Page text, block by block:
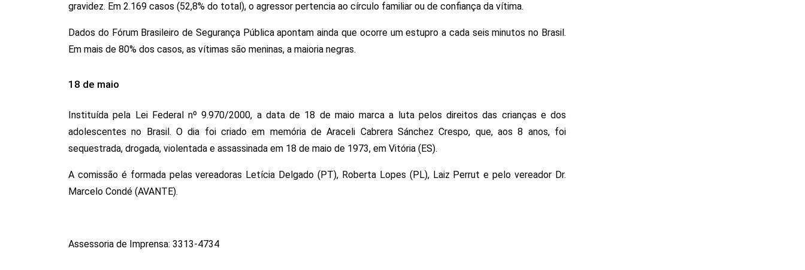
gravidez. Em 2.169 casos (52,8% do total), o agressor pertencia ao círculo familiar ou de confiança da vítima.
Dados do Fórum Brasileiro de Segurança Pública apontam ainda que ocorre um estupro a cada seis minutos no Brasil.
Em mais de 80% dos casos, as vítimas são meninas, a maioria negras.
18 de maio
Instituída pela Lei Federal nº 9.970/2000, a data de 18 de maio marca a luta pelos direitos das crianças e dos
adolescentes no Brasil. O dia foi criado em memória de Araceli Cabrera Sánchez Crespo, que, aos 8 anos, foi
sequestrada, drogada, violentada e assassinada em 18 de maio de 1973, em Vitória (ES).
A comissão é formada pelas vereadoras Letícia Delgado (PT), Roberta Lopes (PL), Laiz Perrut e pelo vereador Dr.
Marcelo Condé (AVANTE).
Assessoria de Imprensa: 3313-4734